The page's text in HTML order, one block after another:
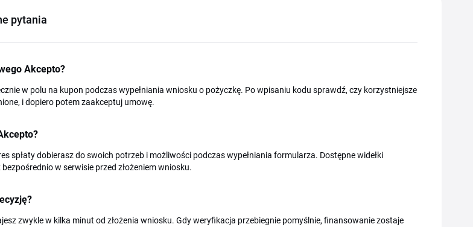
pytania
Akcepto?
w polu na kupon podczas wypełniania wniosku o pożyczkę. Po wpisaniu kodu sprawdź, czy korzystniejsze
i dopiero potem zaakceptuj umowę.
spłaty dobierasz do swoich potrzeb i możliwości podczas wypełniania formularza. Dostępne widełki
w serwisie przed złożeniem wniosku.
zwykle w kilka minut od złożenia wniosku. Gdy weryfikacja przebiegnie pomyślnie, finansowanie zostaje